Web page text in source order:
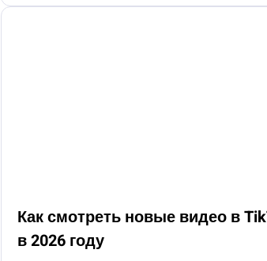
Как смотреть новые видео в
в 2026 году